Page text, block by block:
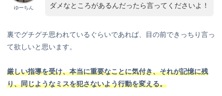
ゆーちん
ダメなところがあるんだったら言ってくださいよ！
裏でグチグチ思われているぐらいであれば、目の前できっちり言っ
て欲しいと思います。
厳しい指導を受け、本当に重要なことに気付き、それが記憶に残
り、同じようなミスを犯さないよう行動を変える。